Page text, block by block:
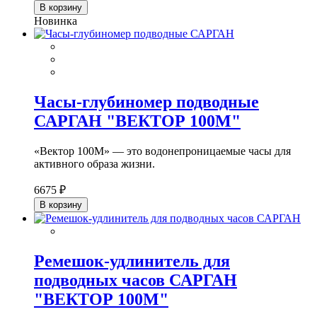
В корзину
Новинка
Часы-глубиномер подводные
САРГАН "ВЕКТОР 100М"
«Вектор 100М» — это водонепроницаемые часы для
активного образа жизни.
6675 ₽
В корзину
Ремешок-удлинитель для
подводных часов САРГАН
"ВЕКТОР 100М"